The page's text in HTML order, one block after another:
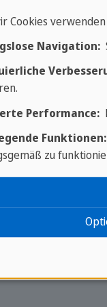
von 09:00 bis
Cookies verwenden
Navigation:
Performance:
Funktionen:
zu